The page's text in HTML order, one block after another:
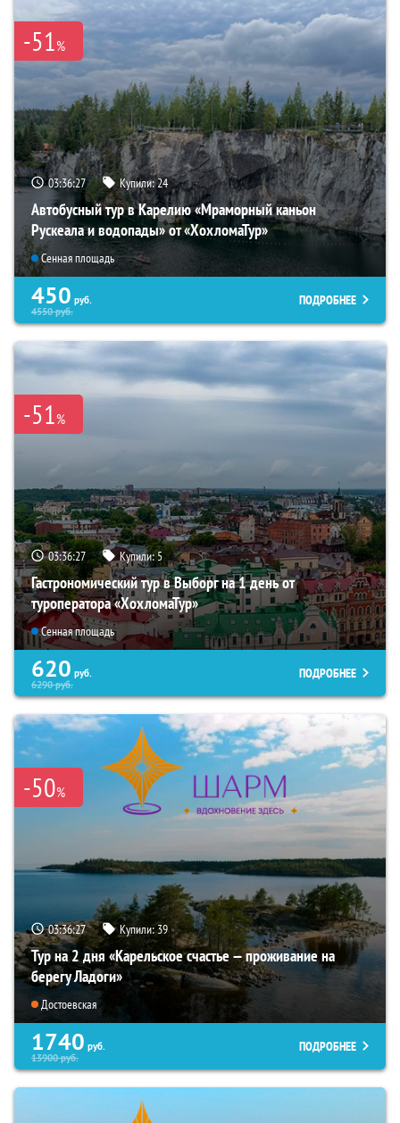
-51%
03:36:25 Купили:24
Автобусный тур в Карелию «Мраморный каньон
Рускеала и водопады» от «ХохломаТур»
Сенная площадь
450 руб.
4550руб.
ПОДРОБНЕЕ
-51%
03:36:25 Купили:5
Гастрономический тур в Выборг на 1 день от
туроператора «ХохломаТур»
Сенная площадь
620 руб.
6290руб.
ПОДРОБНЕЕ
-50%
03:36:25 Купили:39
Тур на 2 дня «Карельское счастье — проживание на
берегу Ладоги»
Достоевская
1740 руб.
13900руб.
ПОДРОБНЕЕ